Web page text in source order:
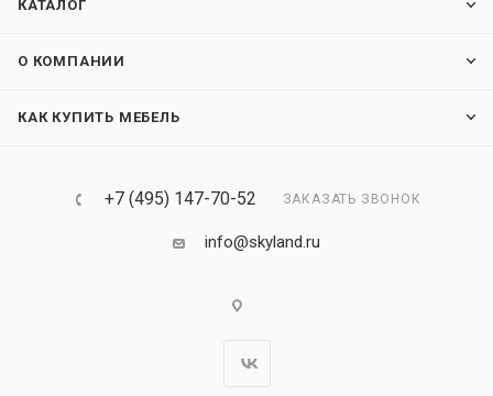
КАТАЛОГ
О КОМПАНИИ
КАК КУПИТЬ МЕБЕЛЬ
+7 (495) 147-70-52 ЗАКАЗАТЬ ЗВОНОК
info@skyland.ru